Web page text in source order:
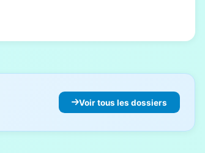
Voir tous les dossiers